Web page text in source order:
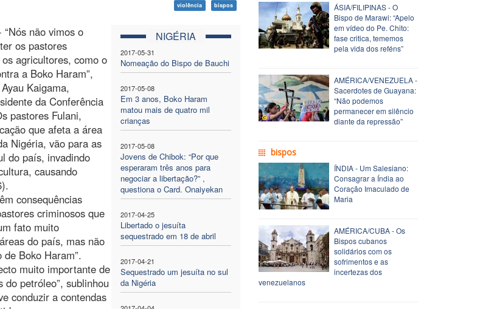
violência bispos
NIGÉRIA
2017-05-31
Nomeação do Bispo de Bauchi
2017-05-08
Em 3 anos, Boko Haram
matou mais de quatro mil
crianças
2017-05-08
Jovens de Chibok: “Por que
esperaram três anos para
negociar a libertação?” ,
questiona o Card. Onaiyekan
2017-04-25
Libertado o jesuíta
sequestrado em 18 de abril
2017-04-21
Sequestrado um jesuíta no sul
da Nigéria
não vimos o
os pastores
agricultores, como o
a Boko Haram”,
Kaigama,
da Conferência
pastores Fulani,
que afeta a área
Nigéria, vão para as
do país, invadindo
causando
consequências
criminosos que
fato muito
do país, mas não
Boko Haram”.
muito importante de
petróleo”, sublinhou
conduzir a contendas
ÁSIA/FILIPINAS - O
Bispo de Marawi: “Apelo
em vídeo do Pe. Chito:
fase critica, tememos
pela vida dos reféns”
AMÉRICA/VENEZUELA -
Sacerdotes de Guayana:
“Não podemos
permanecer em silêncio
diante da repressão”
bispos
ÍNDIA - Um Salesiano:
Consagrar a Índia ao
Coração Imaculado de
Maria
AMÉRICA/CUBA - Os
Bispos cubanos
solidários com os
sofrimentos e as
incertezas dos
venezuelanos